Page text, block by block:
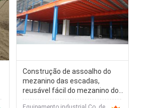
Construção de assoalho do
mezanino das escadas,
reusável fácil do mezanino do
aço estrutural